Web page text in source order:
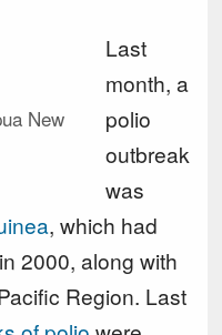
New
Last
month, a
polio
outbreak
was
, which had
2000, along with
Region. Last